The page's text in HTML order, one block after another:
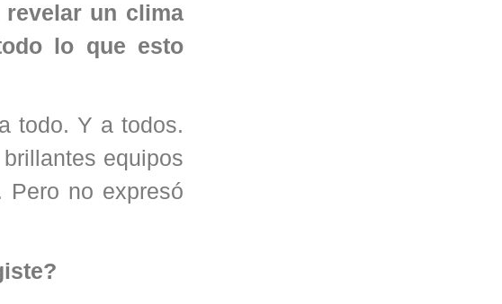
revelar un clima
lo que esto
todo. Y a todos.
equipos
no expresó